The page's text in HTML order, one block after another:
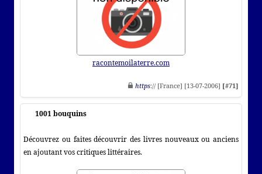
racontemoilaterre.com
https:// [France] [13-07-2006] [#71]
1001 bouquins
Découvrez ou faites découvrir des livres nouveaux ou anciens
en ajoutant vos critiques littéraires.